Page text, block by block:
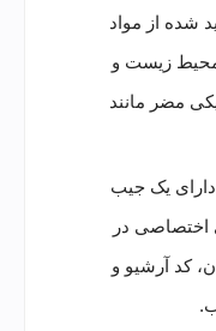
شده از مواد
محیط زیست و
مضر مانند
دارای یک جیب
اختصاصی در
کد آرشیو و